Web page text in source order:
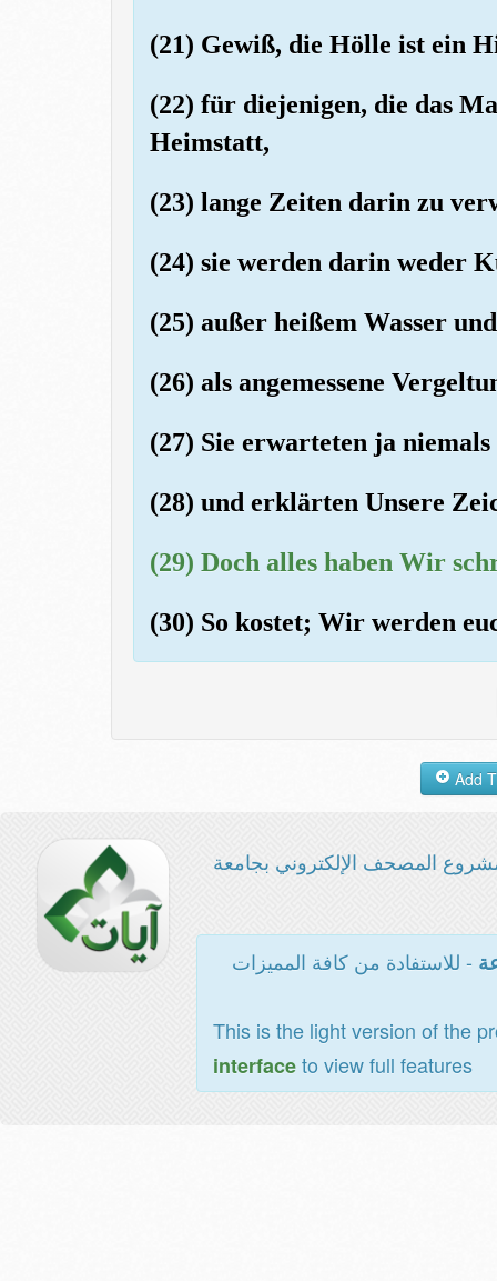
(21) Gewiß, die Hölle ist ein
(22) für diejenigen, die das
Heimstatt,
(23) lange Zeiten darin zu
(24) sie werden darin weder
(25) außer heißem Wasser
(26) als angemessene
(27) Sie erwarteten ja
(28) und erklärten Unsere
(29) Doch alles haben Wir
(30) So kostet; Wir werden
المصحف الإلكتروني بجامعة
- للاستفادة من كافة المميزات
This is the light version of the
interfaceto view full features